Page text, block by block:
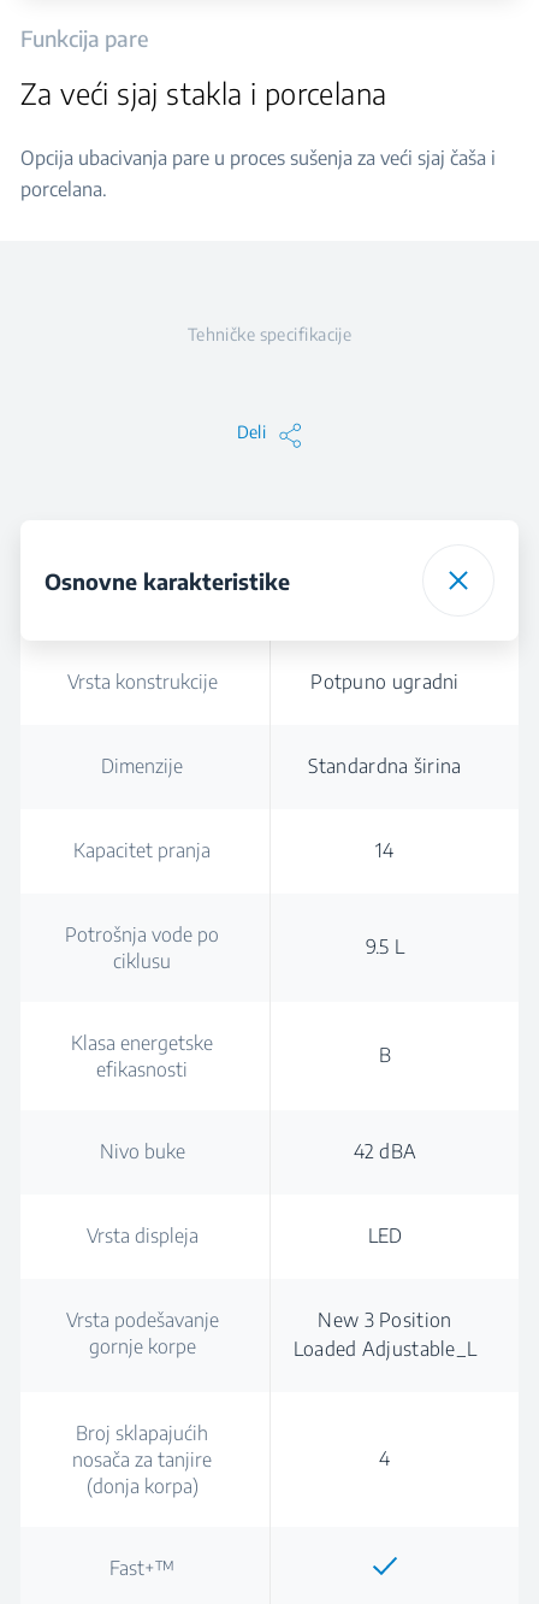
Funkcija pare
Za veći sjaj stakla i porcelana
Opcija ubacivanja pare u proces sušenja za veći sjaj čaša i
porcelana.
Tehničke specifikacije
Deli
Osnovne karakteristike
Vrsta konstrukcije Potpuno ugradni
Dimenzije Standardna širina
Kapacitet pranja 14
Potrošnja vode po
ciklusu
9.5 L
Klasa energetske
efikasnosti
B
Nivo buke 42 dBA
Vrsta displeja LED
Vrsta podešavanje
gornje korpe
New 3 Position
Loaded Adjustable_L
Broj sklapajućih
nosača za tanjire
(donja korpa)
4
Fast+™